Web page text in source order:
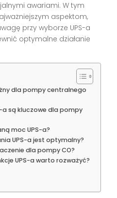
awariami. W tym
aspektom,
przy wyborze UPS-a
optymalne działanie
dla pompy centralnego
a są kluczowe dla pompy
moc UPS-a?
UPS-a jest optymalny?
dla pompy CO?
UPS-a warto rozważyć?